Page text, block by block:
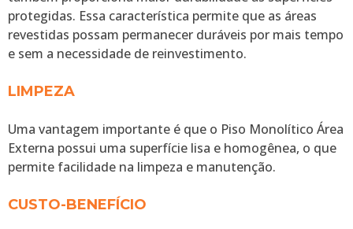
protegidas. Essa característica permite que as áreas
revestidas possam permanecer duráveis por mais tempo
e sem a necessidade de reinvestimento.
LIMPEZA
Uma vantagem importante é que o Piso Monolítico Área
Externa possui uma superfície lisa e homogênea, o que
permite facilidade na limpeza e manutenção.
CUSTO-BENEFÍCIO